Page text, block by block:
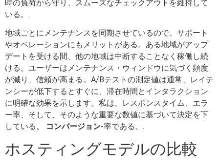
時の負荷から守り、スムーズなチェックアウトを維持して
いる。.
地域ごとにメンテナンスを同期させているので、サポート
やオペレーションにもメリットがある。ある地域がアップ
デートを受ける間、他の地域は中断することなく稼働し続
ける。ユーザーはメンテナンス・ウィンドウに気づく頻度
が減り、信頼が高まる。A/Bテストの測定値は通常、レイテ
ンシーが低下するとすぐに、滞在時間とインタラクション
に明確な効果を示します。私は、レスポンスタイム、エラ
ー率、そして、そのような重要な数値に基づいて決定を下
している。
コンバージョン-率である。.
ホスティングモデルの比較